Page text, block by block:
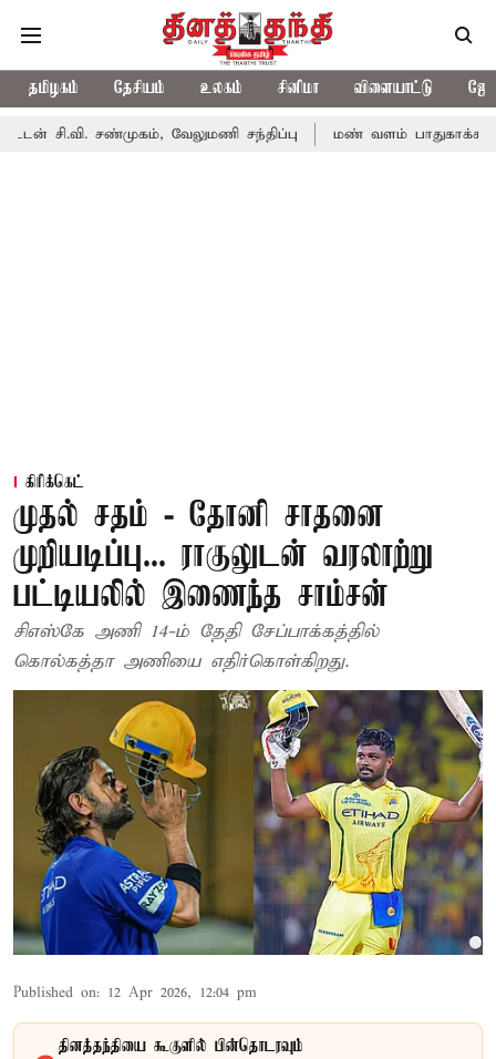
தமிழகம் தேசியம் உலகம் சினிமா விளையாட்டு
வேலுமணி சந்திப்பு மண் வளம் பாதுகாக்க ரசாயன உரம்
கிரிக்கெட்
முதல் சதம் - தோனி சாதனை
முறியடிப்பு... ராகுலுடன் வரலாற்று
பட்டியலில் இணைந்த சாம்சன்
சிஎஸ்கே அணி 14-ம் தேதி சேப்பாக்கத்தில்
கொல்கத்தா அணியை எதிர்கொள்கிறது.
Published on: 12 Apr 2026, 12:04 pm
தினத்தந்தியை கூகுளில் பின்தொடரவும்